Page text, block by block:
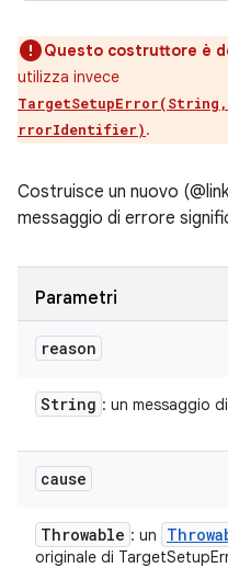
Questo costruttore è
utilizza invece
rrorIdentifier).
Costruisce un nuovo
messaggio di errore
Parametri
reason
String : un messaggio
cause
Throwable : un
originale di